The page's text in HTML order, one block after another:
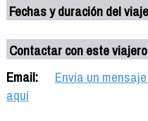
Fechas y duración del viaje
Contactar con este viajero
Email:
Envía un
aquí